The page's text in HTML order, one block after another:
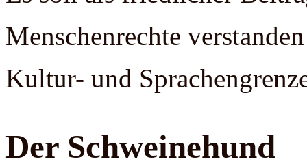
Menschenrechte
Kultur- und
Der Schweinehund